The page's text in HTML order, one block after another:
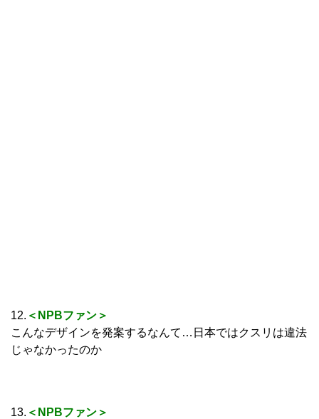
12. ＜NPBファン＞
こんなデザインを発案するなんて…日本ではクスリは違法
じゃなかったのか
13. ＜NPBファン＞